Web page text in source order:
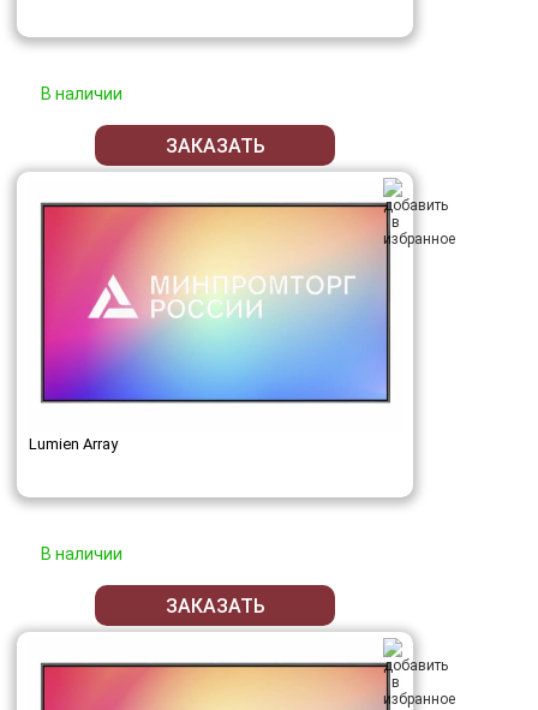
В наличии
ЗАКАЗАТЬ
Lumien Array
В наличии
ЗАКАЗАТЬ